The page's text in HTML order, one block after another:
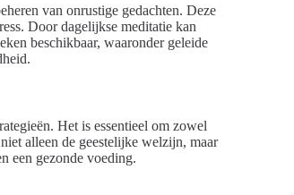
van onrustige gedachten. Deze
Door dagelijkse meditatie kan
beschikbaar, waaronder geleide
Het is essentieel om zowel
alleen de geestelijke welzijn, maar
een gezonde voeding.